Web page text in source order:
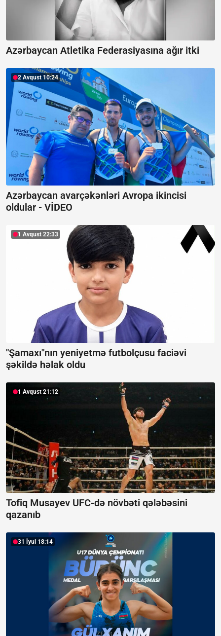
Azərbaycan Atletika Federasiyasına ağır itki
2 Avqust 10:24
Azərbaycan avarçəkənləri Avropa ikincisi
oldular - VİDEO
1 Avqust 22:33
"Şamaxı"nın yeniyetmə futbolçusu faciəvi
şəkildə həlak oldu
1 Avqust 21:12
Tofiq Musayev UFC-də növbəti qələbəsini
qazanıb
31 İyul 18:14